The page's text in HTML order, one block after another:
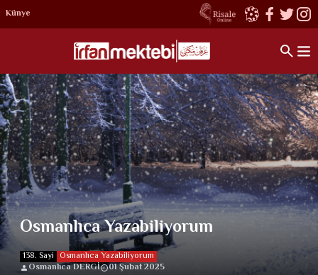
Künye
Osmanlıca Yazabiliyorum
138. Sayi Osmanlıca Yazabiliyorum
Osmanlıca DERGİ
01 Şubat 2025